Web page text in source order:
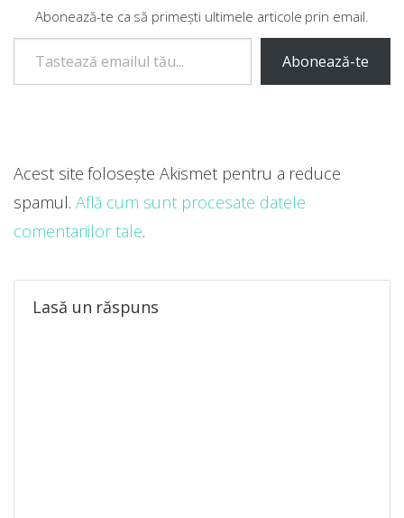
Abonează-te ca să primești ultimele articole prin email.
Tastează emailul tău...
Abonează-te
Lasă un răspuns
Acest site folosește Akismet pentru a reduce
spamul. Află cum sunt procesate datele
comentariilor tale.